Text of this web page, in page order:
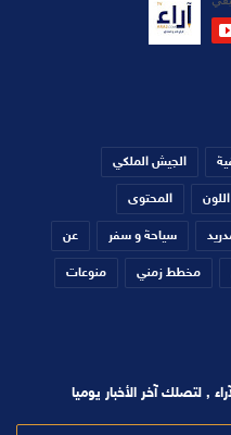
الجيش الملكي
اللون المحتوى
سياحة و سفر عن
مخطط زمني منوعات
, لتصلك آخر الأخبار يوميا